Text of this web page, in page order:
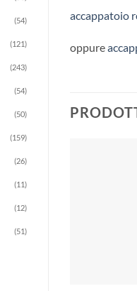
(54)
(121)
(243)
(54)
(50)
(159)
(26)
(11)
(12)
(51)
accappatoio
oppure